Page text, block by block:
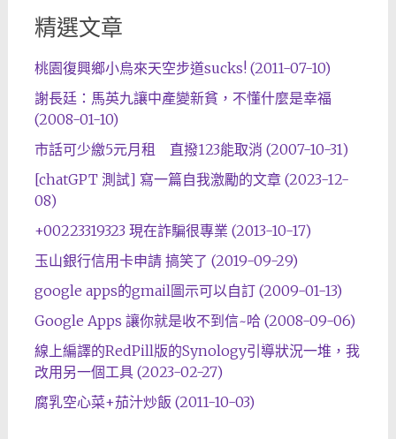
精選文章
桃園復興鄉小烏來天空步道sucks! (2011-07-10)
謝長廷：馬英九讓中產變新貧，不懂什麼是幸福
(2008-01-10)
市話可少繳5元月租 直撥123能取消 (2007-10-31)
[chatGPT 測試] 寫一篇自我激勵的文章 (2023-12-
08)
+00223319323 現在詐騙很專業 (2013-10-17)
玉山銀行信用卡申請 搞笑了 (2019-09-29)
google apps的gmail圖示可以自訂 (2009-01-13)
Google Apps 讓你就是收不到信~哈 (2008-09-06)
線上編譯的RedPill版的Synology引導狀況一堆，我
改用另一個工具 (2023-02-27)
腐乳空心菜+茄汁炒飯 (2011-10-03)